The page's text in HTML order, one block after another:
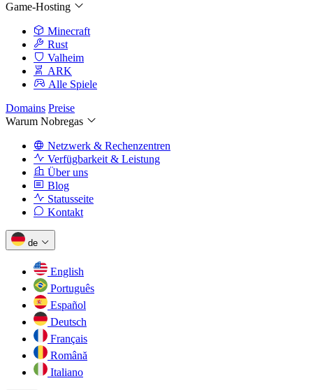
Game-Hosting
Minecraft
Rust
Valheim
ARK
Alle Spiele
Domains Preise
Warum Nobregas
Netzwerk & Rechenzentren
Verfügbarkeit & Leistung
Über uns
Blog
Statusseite
Kontakt
de
English
Português
Español
Deutsch
Français
Română
Italiano